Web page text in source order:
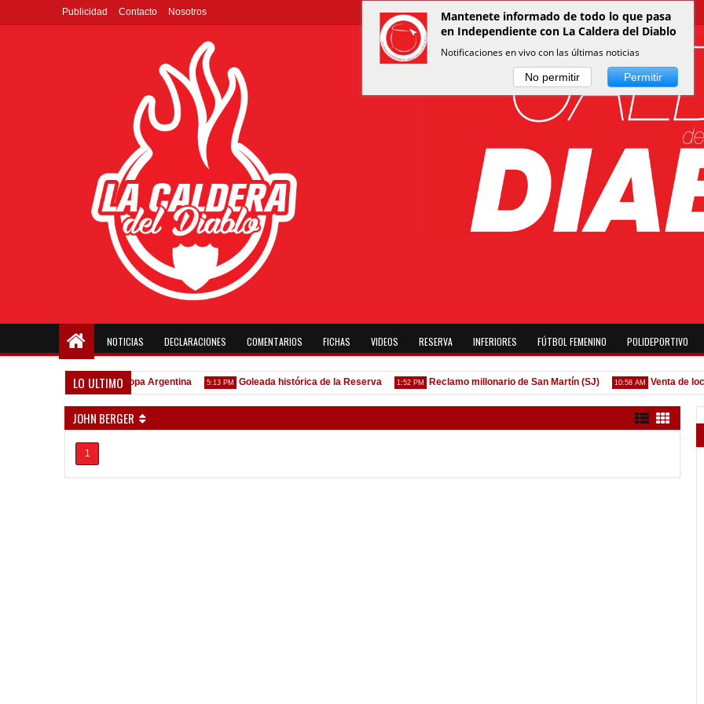
Publicidad Contacto Nosotros
NOTICIAS DECLARACIONES COMENTARIOS FICHAS VIDEOS RESERVA INFERIORES FÚTBOL FEMENINO POLIDEPORTIVO
LO ULTIMO
Todo confirmado en la Copa Argentina 5:13 PM Goleada histórica de la Reserva 1:52 PM Reclamo millonario de San Martín (SJ) 10:58 AM Venta de
JOHN BERGER
1
Mantenete informado de todo lo que pasa
en Independiente con La Caldera del Diablo
Notificaciones en vivo con las últimas noticias
No permitir Permitir